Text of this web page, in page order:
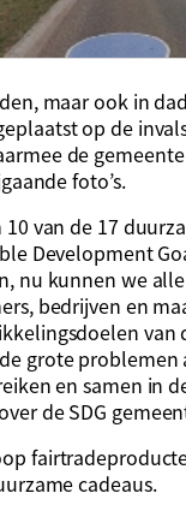
maar ook in
op de
de
foto’s.
van de 17
Development
nu kunnen we
bedrijven en
van
grote
en samen in
de SDG
cadeaus.